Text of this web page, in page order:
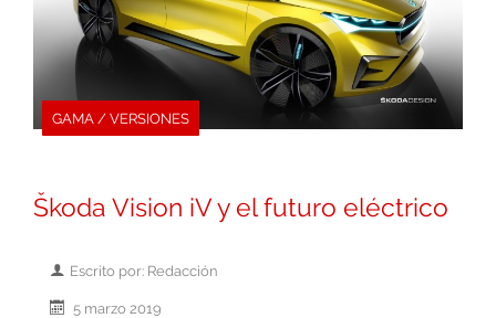
GAMA / VERSIONES
Škoda Vision iV y el futuro eléctrico
Escrito por: Redacción
5 marzo 2019